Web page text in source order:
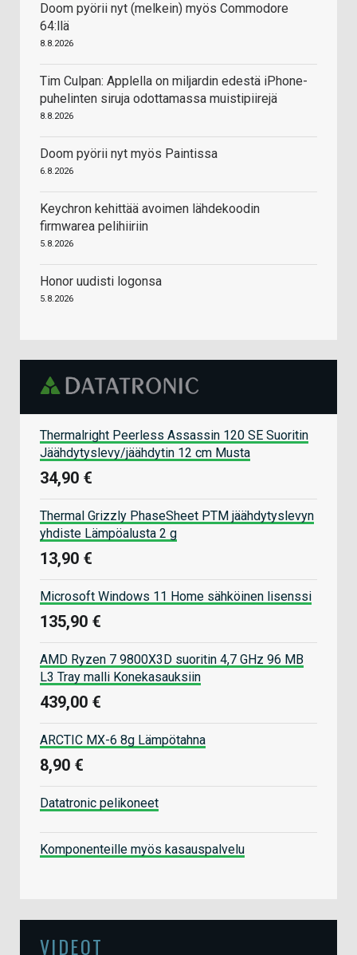
Doom pyörii nyt (melkein) myös Commodore
64:llä
8.8.2026
Tim Culpan: Applella on miljardin edestä iPhone-
puhelinten siruja odottamassa muistipiirejä
8.8.2026
Doom pyörii nyt myös Paintissa
6.8.2026
Keychron kehittää avoimen lähdekoodin
firmwarea pelihiiriin
5.8.2026
Honor uudisti logonsa
5.8.2026
Thermalright Peerless Assassin 120 SE Suoritin
Jäähdytyslevy/jäähdytin 12 cm Musta
34,90 €
Thermal Grizzly PhaseSheet PTM jäähdytyslevyn
yhdiste Lämpöalusta 2 g
13,90 €
Microsoft Windows 11 Home sähköinen lisenssi
135,90 €
AMD Ryzen 7 9800X3D suoritin 4,7 GHz 96 MB
L3 Tray malli Konekasauksiin
439,00 €
ARCTIC MX-6 8g Lämpötahna
8,90 €
Datatronic pelikoneet
Komponenteille myös kasauspalvelu
VIDEOT